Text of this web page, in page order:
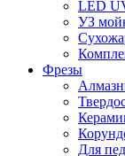
LED
УЗ
Фрезы
Для